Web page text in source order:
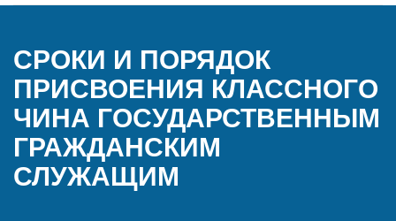
СРОКИ И ПОРЯДОК
ПРИСВОЕНИЯ КЛАССНОГО
ЧИНА ГОСУДАРСТВЕННЫМ
ГРАЖДАНСКИМ
СЛУЖАЩИМ